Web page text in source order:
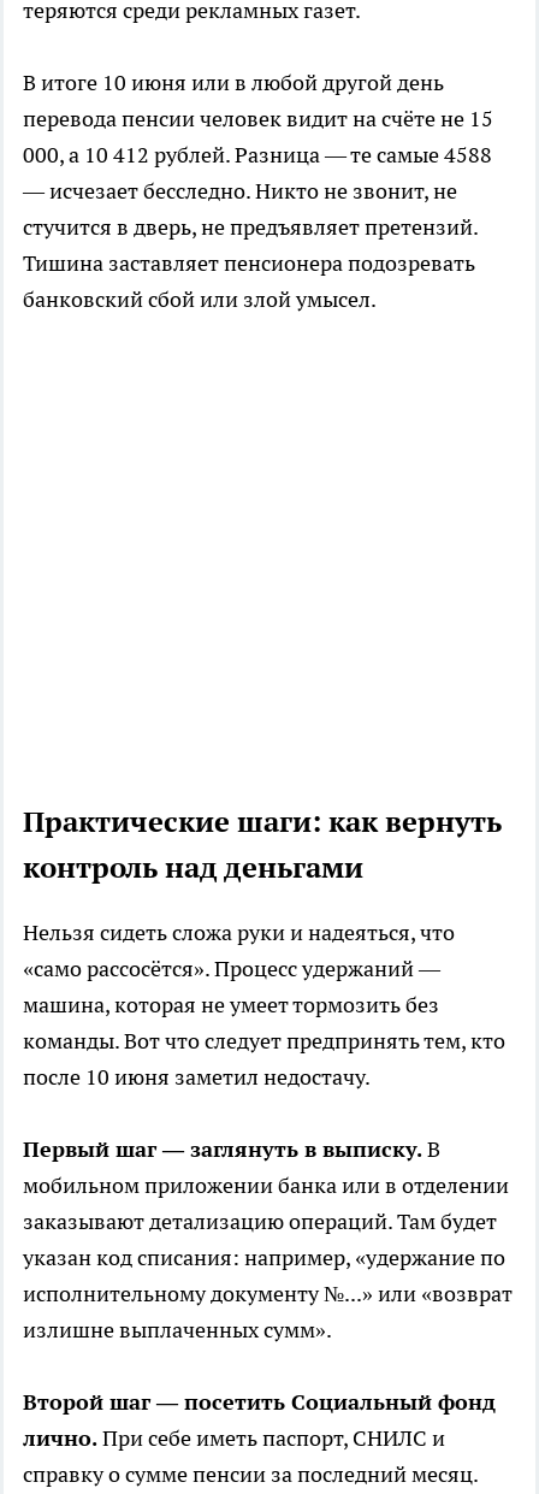
теряются среди рекламных газет.
В итоге 10 июня или в любой другой день
перевода пенсии человек видит на счёте не 15
000, а 10 412 рублей. Разница — те самые 4588
— исчезает бесследно. Никто не звонит, не
стучится в дверь, не предъявляет претензий.
Тишина заставляет пенсионера подозревать
банковский сбой или злой умысел.
Практические шаги: как вернуть
контроль над деньгами
Нельзя сидеть сложа руки и надеяться, что
«само рассосётся». Процесс удержаний —
машина, которая не умеет тормозить без
команды. Вот что следует предпринять тем, кто
после 10 июня заметил недостачу.
Первый шаг — заглянуть в выписку.В
мобильном приложении банка или в отделении
заказывают детализацию операций. Там будет
указан код списания: например, «удержание по
исполнительному документу №...» или «возврат
излишне выплаченных сумм».
Второй шаг — посетить Социальный фонд
лично.При себе иметь паспорт, СНИЛС и
справку о сумме пенсии за последний месяц.